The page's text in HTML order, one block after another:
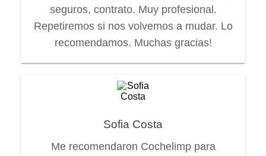
seguros, contrato. Muy profesional.
Repetiremos si nos volvemos a mudar. Lo
recomendamos. Muchas gracias!
Sofia Costa
Me recomendaron Cochelimp para